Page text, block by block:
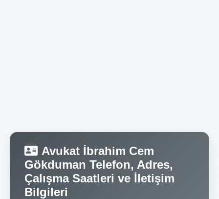
Avukat İbrahim Cem
Gökduman Telefon, Adres,
Çalışma Saatleri ve İletişim
Bilgileri